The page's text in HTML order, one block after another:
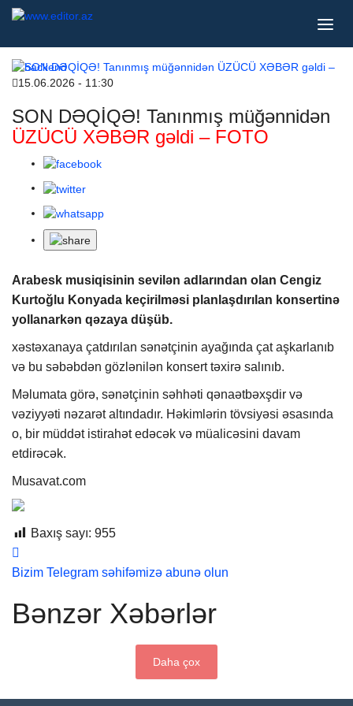
15.06.2026 - 11:30
SON DƏQİQƏ! Tanınmış müğənnidən
ÜZÜCÜ XƏBƏR gəldi – FOTO
Arabesk musiqisinin sevilən adlarından olan Cengiz
Kurtoğlu Konyada keçirilməsi planlaşdırılan konsertinə
yollanarkən qəzaya düşüb.
xəstəxanaya çatdırılan sənətçinin ayağında çat aşkarlanıb
və bu səbəbdən gözlənilən konsert təxirə salınıb.
Məlumata görə, sənətçinin səhhəti qənaətbəxşdir və
vəziyyəti nəzarət altındadır. Həkimlərin tövsiyəsi əsasında
o, bir müddət istirahət edəcək və müalicəsini davam
etdirəcək.
Musavat.com
Baxış sayı: 955
Bizim Telegram səhifəmizə abunə olun
Bənzər Xəbərlər
Daha çox